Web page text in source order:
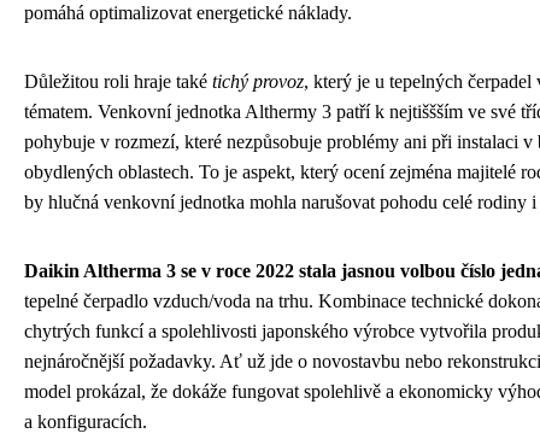
pomáhá optimalizovat energetické náklady.
Důležitou roli hraje také tichý provoz, který je u tepelných
tématem. Venkovní jednotka Althermy 3 patří k nejtiššším ve své
pohybuje v rozmezí, které nezpůsobuje problémy ani při instalaci
obydlených oblastech. To je aspekt, který ocení zejména majitelé
by hlučná venkovní jednotka mohla narušovat pohodu celé rodiny i
Daikin Altherma 3 se v roce 2022 stala jasnou volbou číslo
tepelné čerpadlo vzduch/voda na trhu. Kombinace technické
chytrých funkcí a spolehlivosti japonského výrobce vytvořila
nejnáročnější požadavky. Ať už jde o novostavbu nebo
model prokázal, že dokáže fungovat spolehlivě a ekonomicky
a konfiguracích.